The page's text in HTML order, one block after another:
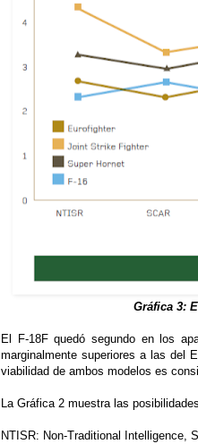
Gráfica 3:
El F-18F quedó segundo en los
marginalmente superiores a las del
viabilidad de ambos modelos es
La Gráfica 2 muestra las
NTISR: Non-Traditional Intelligence,